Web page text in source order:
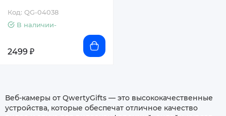
Код: QG-04038
В наличии-
2499 ₽
Веб-камеры от QwertyGifts — это высококачественные
устройства, которые обеспечат отличное качество